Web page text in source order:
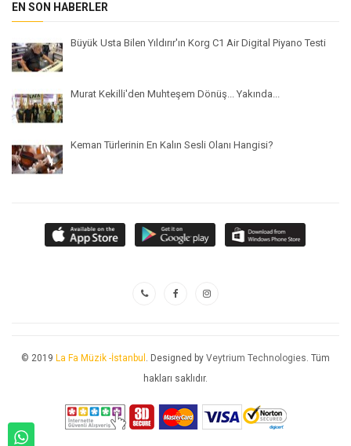
EN SON HABERLER
Büyük Usta Bilen Yıldırır'ın Korg C1 Air Digital Piyano Testi
Murat Kekilli'den Muhteşem Dönüş... Yakında...
Keman Türlerinin En Kalın Sesli Olanı Hangisi?
© 2019 La Fa Müzik -İstanbul . Designed by Veytrium Technologies. Tüm
hakları saklıdır.